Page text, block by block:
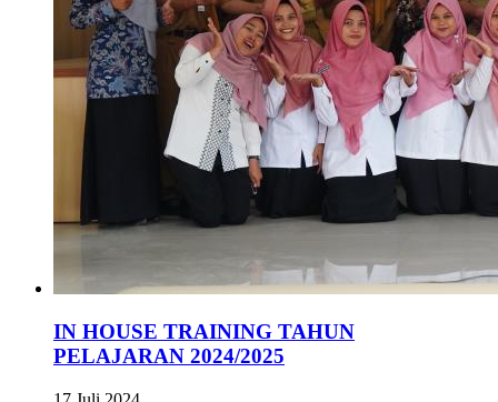
IN HOUSE TRAINING TAHUN
PELAJARAN 2024/2025